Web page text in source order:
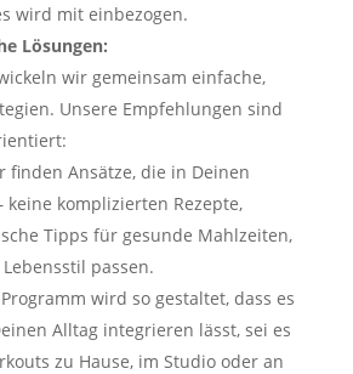
wird mit einbezogen.
Lösungen:
wir gemeinsam einfache,
Unsere Empfehlungen sind
finden Ansätze, die in Deinen
keine komplizierten Rezepte,
Tipps für gesunde Mahlzeiten,
passen.
wird so gestaltet, dass es
Alltag integrieren lässt, sei es
zu Hause, im Studio oder an